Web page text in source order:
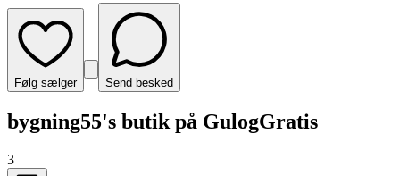
Følg sælger Send besked
bygning55's butik på GulogGratis
3